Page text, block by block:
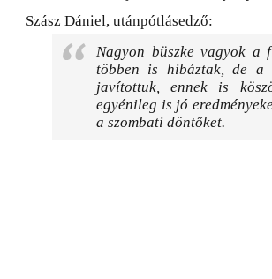
Szász Dániel, utánpótlásedző:
Nagyon büszke vagyok a
többen is hibáztak, de a
javítottuk, ennek is
egyénileg is jó
a szombati döntőket.